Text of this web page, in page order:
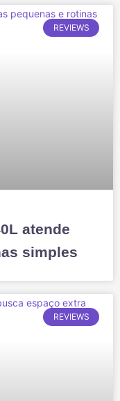
REVIEWS
atende
simples
REVIEWS